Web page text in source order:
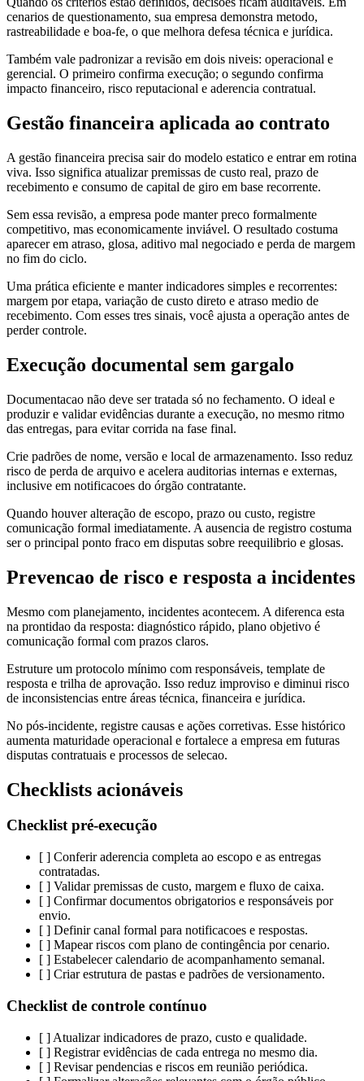
cenarios de questionamento, sua empresa demonstra metodo,
rastreabilidade e boa-fe, o que melhora defesa técnica e jurídica.
Também vale padronizar a revisão em dois niveis: operacional e
gerencial. O primeiro confirma execução; o segundo confirma
impacto financeiro, risco reputacional e aderencia contratual.
Gestão financeira aplicada ao contrato
A gestão financeira precisa sair do modelo estatico e entrar em rotina
viva. Isso significa atualizar premissas de custo real, prazo de
recebimento e consumo de capital de giro em base recorrente.
Sem essa revisão, a empresa pode manter preco formalmente
competitivo, mas economicamente inviável. O resultado costuma
aparecer em atraso, glosa, aditivo mal negociado e perda de margem
no fim do ciclo.
Uma prática eficiente e manter indicadores simples e recorrentes:
margem por etapa, variação de custo direto e atraso medio de
recebimento. Com esses tres sinais, você ajusta a operação antes de
perder controle.
Execução documental sem gargalo
Documentacao não deve ser tratada só no fechamento. O ideal e
produzir e validar evidências durante a execução, no mesmo ritmo
das entregas, para evitar corrida na fase final.
Crie padrões de nome, versão e local de armazenamento. Isso reduz
risco de perda de arquivo e acelera auditorias internas e externas,
inclusive em notificacoes do órgão contratante.
Quando houver alteração de escopo, prazo ou custo, registre
comunicação formal imediatamente. A ausencia de registro costuma
ser o principal ponto fraco em disputas sobre reequilibrio e glosas.
Prevencao de risco e resposta a incidentes
Mesmo com planejamento, incidentes acontecem. A diferenca esta
na prontidao da resposta: diagnóstico rápido, plano objetivo é
comunicação formal com prazos claros.
Estruture um protocolo mínimo com responsáveis, template de
resposta e trilha de aprovação. Isso reduz improviso e diminui risco
de inconsistencias entre áreas técnica, financeira e jurídica.
No pós-incidente, registre causas e ações corretivas. Esse histórico
aumenta maturidade operacional e fortalece a empresa em futuras
disputas contratuais e processos de selecao.
Checklists acionáveis
Checklist pré-execução
[ ] Conferir aderencia completa ao escopo e as entregas
contratadas.
[ ] Validar premissas de custo, margem e fluxo de caixa.
[ ] Confirmar documentos obrigatorios e responsáveis por
envio.
[ ] Definir canal formal para notificacoes e respostas.
[ ] Mapear riscos com plano de contingência por cenario.
[ ] Estabelecer calendario de acompanhamento semanal.
[ ] Criar estrutura de pastas e padrões de versionamento.
Checklist de controle contínuo
[ ] Atualizar indicadores de prazo, custo e qualidade.
[ ] Registrar evidências de cada entrega no mesmo dia.
[ ] Revisar pendencias e riscos em reunião periódica.